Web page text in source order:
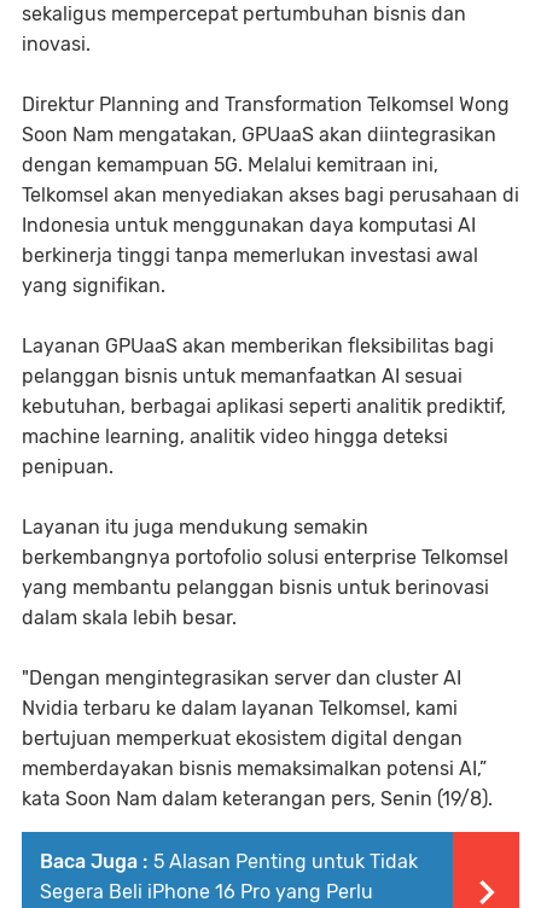
sekaligus mempercepat pertumbuhan bisnis dan
inovasi.
Direktur Planning and Transformation Telkomsel Wong
Soon Nam mengatakan, GPUaaS akan diintegrasikan
dengan kemampuan 5G. Melalui kemitraan ini,
Telkomsel akan menyediakan akses bagi perusahaan di
Indonesia untuk menggunakan daya komputasi AI
berkinerja tinggi tanpa memerlukan investasi awal
yang signifikan.
Layanan GPUaaS akan memberikan fleksibilitas bagi
pelanggan bisnis untuk memanfaatkan AI sesuai
kebutuhan, berbagai aplikasi seperti analitik prediktif,
machine learning, analitik video hingga deteksi
penipuan.
Layanan itu juga mendukung semakin
berkembangnya portofolio solusi enterprise Telkomsel
yang membantu pelanggan bisnis untuk berinovasi
dalam skala lebih besar.
"Dengan mengintegrasikan server dan cluster AI
Nvidia terbaru ke dalam layanan Telkomsel, kami
bertujuan memperkuat ekosistem digital dengan
memberdayakan bisnis memaksimalkan potensi AI,”
kata Soon Nam dalam keterangan pers, Senin (19/8).
Baca Juga : 5 Alasan Penting untuk Tidak
Segera Beli iPhone 16 Pro yang Perlu